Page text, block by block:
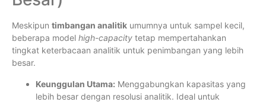
Meskipun timbangan analitik umumnya untuk sampel kecil,
beberapa model high-capacity tetap mempertahankan
tingkat keterbacaan analitik untuk penimbangan yang lebih
besar.
Keunggulan Utama: Menggabungkan kapasitas yang
lebih besar dengan resolusi analitik. Ideal untuk